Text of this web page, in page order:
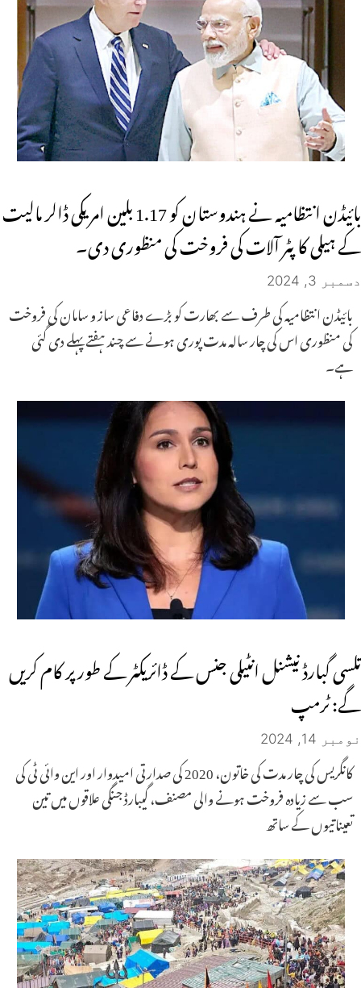
بائیڈن انتظامیہ نے ہندوستان کو 1.17 بلین امریکی ڈالر مالیت
کے ہیلی کاپٹر آلات کی فروخت کی منظوری دی۔
دسمبر 3, 2024
بائیڈن انتظامیہ کی طرف سے بھارت کو بڑے دفاعی ساز و سامان کی فروخت
کی منظوری اس کی چار سالہ مدت پوری ہونے سے چند ہفتے پہلے دی گئی
ہے۔
تلسی گبارڈ نیشنل انٹیلی جنس کے ڈائریکٹر کے طور پر کام کریں
گے: ٹرمپ
نومبر 14, 2024
کانگریس کی چار مدت کی خاتون، 2020 کی صدارتی امیدوار اور این وائی ٹی کی
سب سے زیادہ فروخت ہونے والی مصنف، گیبارڈ جنگی علاقوں میں تین
تعیناتیوں کے ساتھ